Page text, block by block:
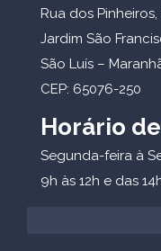
Rua dos Pinheiros,
Jardim São
São Luís –
CEP: 65076-250
Horário
Segunda-feira à
9h às 12h e das